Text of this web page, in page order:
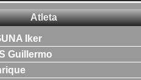
Atleta
Iker
Guillermo